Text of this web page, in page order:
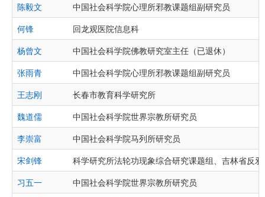
陈毅文
中国社会科学院心理所邪教课题组副研究员
何锋
回龙观医院信息科
杨曾文
中国社会科学院佛教研究室主任（已退休）
张雨青
中国社会科学院心理所邪教课题组副研究员
王志刚
长春市教育科学研究所
魏道儒
中国社会科学院世界宗教所研究员
李崇富
中国社会科学院马列所研究员
宋剑锋
科学研究所法轮功现象综合研究课题组、吉林省反
习五一
中国社会科学院世界宗教所研究员